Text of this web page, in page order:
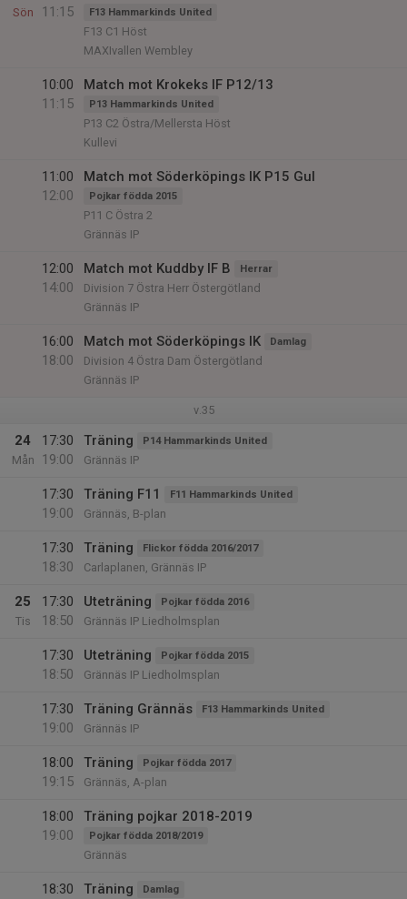
Sön
11:15
F13 Hammarkinds United
F13 C1 Höst
MAXIvallen Wembley
10:00
11:15
Match mot Krokeks IF P12/13
P13 Hammarkinds United
P13 C2 Östra/Mellersta Höst
Kullevi
11:00
12:00
Match mot Söderköpings IK P15 Gul
Pojkar födda 2015
P11 C Östra 2
Grännäs IP
12:00
14:00
Match mot Kuddby IF B Herrar
Division 7 Östra Herr Östergötland
Grännäs IP
16:00
18:00
Match mot Söderköpings IK Damlag
Division 4 Östra Dam Östergötland
Grännäs IP
v.35
24
Mån
17:30
19:00
Träning P14 Hammarkinds United
Grännäs IP
17:30
19:00
Träning F11 F11 Hammarkinds United
Grännäs, B-plan
17:30
18:30
Träning Flickor födda 2016/2017
Carlaplanen, Grännäs IP
25
Tis
17:30
18:50
Uteträning Pojkar födda 2016
Grännäs IP Liedholmsplan
17:30
18:50
Uteträning Pojkar födda 2015
Grännäs IP Liedholmsplan
17:30
19:00
Träning Grännäs F13 Hammarkinds United
Grännäs IP
18:00
19:15
Träning Pojkar födda 2017
Grännäs, A-plan
18:00
19:00
Träning pojkar 2018-2019
Pojkar födda 2018/2019
Grännäs
18:30
Träning Damlag